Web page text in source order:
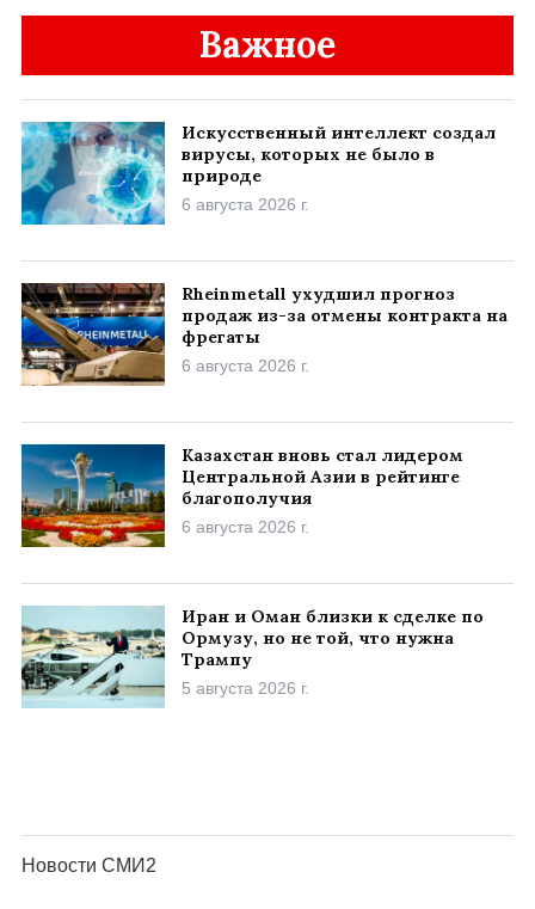
Важное
Искусственный интеллект создал
вирусы, которых не было в
природе
6 августа 2026 г.
Rheinmetall ухудшил прогноз
продаж из-за отмены контракта на
фрегаты
6 августа 2026 г.
Казахстан вновь стал лидером
Центральной Азии в рейтинге
благополучия
6 августа 2026 г.
Иран и Оман близки к сделке по
Ормузу, но не той, что нужна
Трампу
5 августа 2026 г.